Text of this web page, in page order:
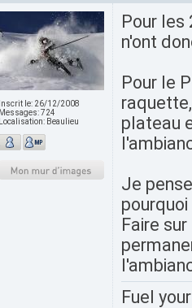
Inscrit le: 26/12/2008
Messages:724
Localisation: Beaulieu
Pour les
n'ont
Pour le
plateau
Je
Faire
Fuel